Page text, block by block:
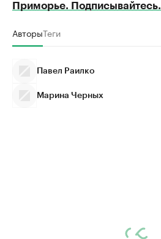
Приморье. Подписывайтесь.
АвторыТеги
Павел Раилко
Марина Черных